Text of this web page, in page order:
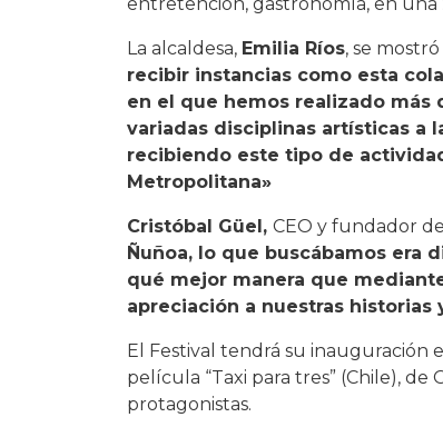
La alcaldesa, Emilia Ríos, se
recibir instancias como esta
en el que hemos realizado más
variadas disciplinas artísticas a
recibiendo este tipo de
Metropolitana»
Cristóbal Güel, CEO y fundador
Ñuñoa, lo que buscábamos era
qué mejor manera que
apreciación a nuestras historias
El Festival tendrá su inauguración
película “Taxi para tres” (Chile),
protagonistas.